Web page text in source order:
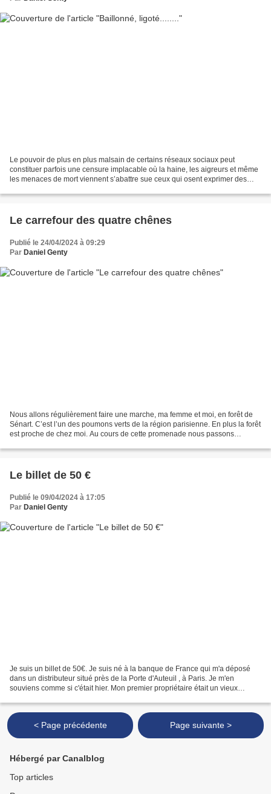
Le pouvoir de plus en plus malsain de certains réseaux sociaux peut
constituer parfois une censure implacable où la haine, les aigreurs et même
les menaces de mort viennent s’abattre sue ceux qui osent exprimer des
Le carrefour des quatre chênes
Publié le 24/04/2024 à 09:29
Par Daniel Genty
Nous allons régulièrement faire une marche, ma femme et moi, en forêt de
Sénart. C’est l’un des poumons verts de la région parisienne. En plus la forêt
est proche de chez moi. Au cours de cette promenade nous passons
Le billet de 50 €
Publié le 09/04/2024 à 17:05
Par Daniel Genty
Je suis un billet de 50€. Je suis né à la banque de France qui m'a déposé
dans un distributeur situé près de la Porte d'Auteuil , à Paris. Je m'en
souviens comme si c'était hier. Mon premier propriétaire était un vieux
< Page précédente Page suivante >
Hébergé par Canalblog
Top articles